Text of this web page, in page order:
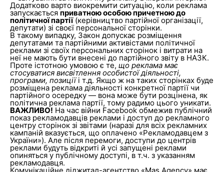
Додатково варто виокремити ситуацію, коли реклама
запускаєтьсяприватною особою причетною до
політичної партії(керівництво партійної організації,
депутати) зі своєї персональної сторінки.
В такому випадку, Закон допускає розміщення
депутатами та партійними активістами політичної
реклами зі своїх персональних сторінок і витрати на
неї не мають бути внесені до партійного звіту в НАЗК.
Проте істотною умовою є те, що реклама має
стосуватися висвітлення особистої діяльності,
програми, позиціїі т.д. Якщо ж на таких сторінках буде
розміщена реклама діяльності конкретної партії чи
партійного осередку — вона може бути розцінена, як
політична реклама партії, тому радимо цього уникати.
ВАЖЛИВО! На час війни Facebook обмежив публічний
показ рекламодавців реклами і доступ до рекламного
центру сторінок зі звітами (наразі для всіх рекламних
кампаній вказується, що оплачено «Рекламодавцем з
України»). Але після перемоги, доступи до центрів
реклами будуть відкриті й усі запущені реклами
опиняться у публічному доступі, в т.ч. з указанням
рекламодавця.